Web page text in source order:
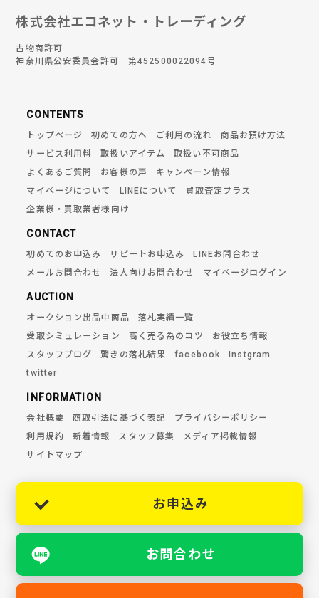
株式会社エコネット・トレーディング
古物商許可
神奈川県公安委員会許可 第452500022094号
CONTENTS
トップページ 初めての方へ ご利用の流れ
商品お預け方法
サービス利用料
取扱いアイテム
取扱い不可商品
よくあるご質問
お客様の声
キャンペーン情報
マイページについて
LINEについて
買取査定プラス
企業様・買取業者様向け
CONTACT
初めてのお申込み リピートお申込み
LINEお問合わせ
メールお問合わせ
法人向けお問合わせ マイページログイン
AUCTION
オークション出品中商品
落札実績一覧
受取シミュレーション
高く売る為のコツ
お役立ち情報
スタッフブログ
驚きの落札結果 facebook
Instgram
twitter
INFORMATION
会社概要 商取引法に基づく表記
プライバシーポリシー
利用規約
新着情報 スタッフ募集
メディア掲載情報
サイトマップ
お申込み
お問合わせ